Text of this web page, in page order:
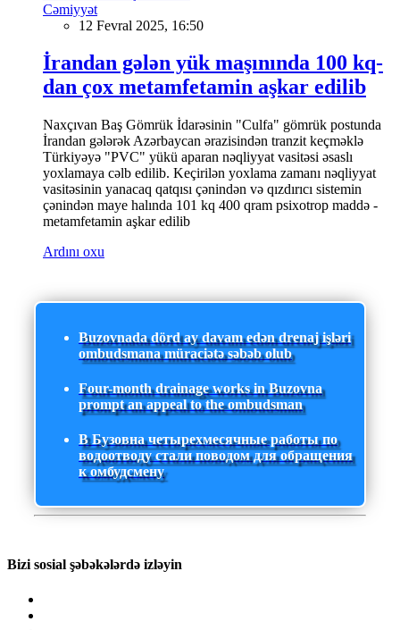
Cəmiyyət
12 Fevral 2025, 16:50
İrandan gələn yük maşınında 100 kq-
dan çox metamfetamin aşkar edilib
Naxçıvan Baş Gömrük İdarəsinin "Culfa" gömrük postunda
İrandan gələrək Azərbaycan ərazisindən tranzit keçməklə
Türkiyəyə "PVC" yükü aparan nəqliyyat vasitəsi əsaslı
yoxlamaya cəlb edilib. Keçirilən yoxlama zamanı nəqliyyat
vasitəsinin yanacaq qatqısı çənindən və qızdırıcı sistemin
çənindən maye halında 101 kq 400 qram psixotrop maddə -
metamfetamin aşkar edilib
Ardını oxu
Buzovnada dörd ay davam edən drenaj işləri
ombudsmana müraciətə səbəb olub
Four-month drainage works in Buzovna
prompt an appeal to the ombudsman
В Бузовна четырехмесячные работы по
водоотводу стали поводом для обращения
к омбудсмену
Bizi sosial şəbəkələrdə izləyin